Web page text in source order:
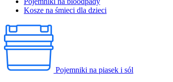
Kosze na śmieci dla dzieci
Pojemniki na piasek i sól